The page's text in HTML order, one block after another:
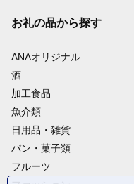
お礼の品から探す
ANAオリジナル
酒
加工食品
魚介類
日用品・雑貨
パン・菓子類
フルーツ